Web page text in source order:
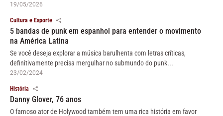
19/05/2026
Cultura e Esporte
5 bandas de punk em espanhol para entender o movimento
na América Latina
Se você deseja explorar a música barulhenta com letras críticas,
definitivamente precisa mergulhar no submundo do punk...
23/02/2024
História
Danny Glover, 76 anos
O famoso ator de Holywood também tem uma rica história em favor